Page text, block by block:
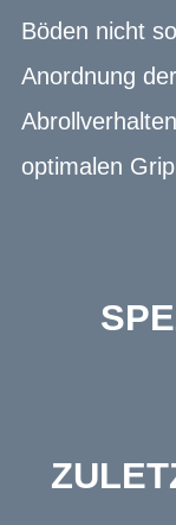
Böden nicht
Anordnung
optimalen